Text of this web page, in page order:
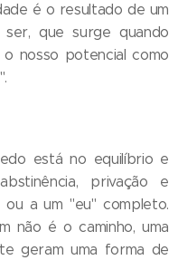
é o resultado de um
que surge quando
nosso potencial como
está no equilíbrio e
privação e
a um "eu" completo.
não é o caminho, uma
geram uma forma de